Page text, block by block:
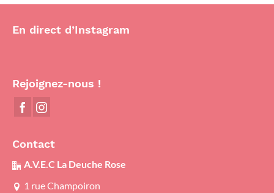
En direct d’Instagram
Rejoignez-nous !
Contact
A.V.E.C La Deuche Rose
1 rue Champoiron